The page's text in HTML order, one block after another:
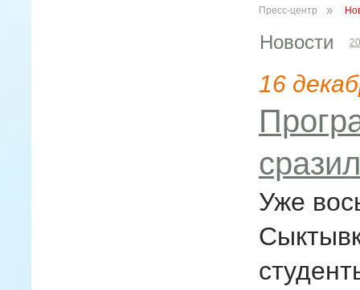
Пресс-центр »
Новости
16
Уже